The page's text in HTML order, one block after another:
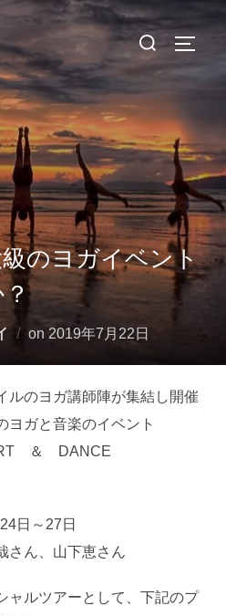
検
索
象:
のヨガイベント
on 投
2019年7月22日
ルのヨガ講師陣が集結し開催
ヨガと音楽のイベント
＆ DANCE
日～27日
さん、山下恵さん
ャルツアーとして、下記のプ